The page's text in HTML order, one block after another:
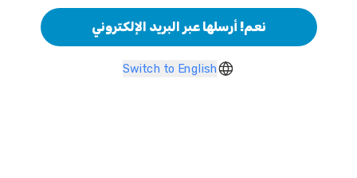
نعم! أرسلها عبر البريد الإلكتروني
Switch to English